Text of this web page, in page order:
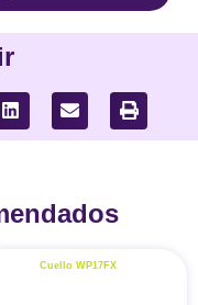
Cuello WP17FX